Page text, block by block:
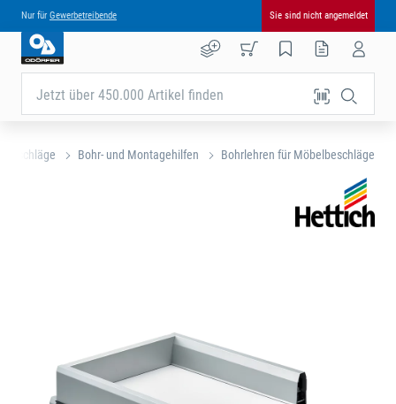
Nur für Gewerbetreibende Sie sind nicht angemeldet
Jetzt über 450.000 Artikel finden
Bohr- und Montagehilfen Bohrlehren für Möbelbeschläge